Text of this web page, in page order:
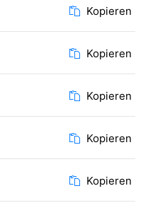
Kopieren
Kopieren
Kopieren
Kopieren
Kopieren